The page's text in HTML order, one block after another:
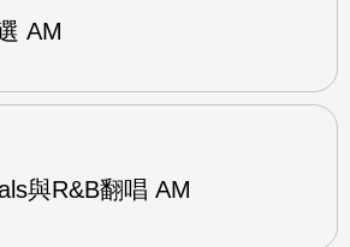
AM
與R&B翻唱 AM